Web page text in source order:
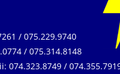
/ 075.229.9740
/ 075.314.8148
074.323.8749 /